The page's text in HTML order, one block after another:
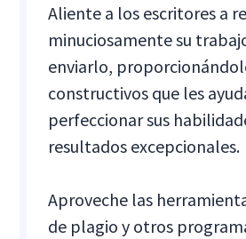
Aliente a los escritores a
minuciosamente su
enviarlo,
constructivos que les
perfeccionar sus
resultados excepcionales.
Aproveche las
de plagio y otros